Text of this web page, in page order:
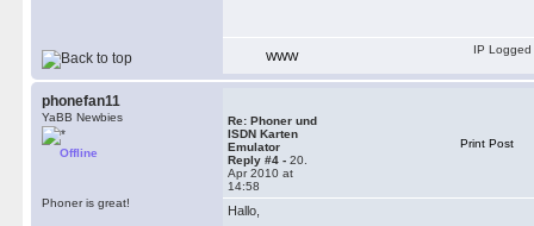
WWW
IP Logged
phonefan11
YaBB Newbies
Offline
Phoner is great!
Re: Phoner und
ISDN Karten
Emulator
Reply #4 - 20.
Apr 2010 at
14:58
Print Post
Hallo,